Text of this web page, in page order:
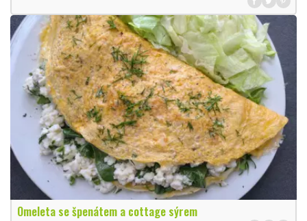
Omeleta se špenátem a cottage sýrem